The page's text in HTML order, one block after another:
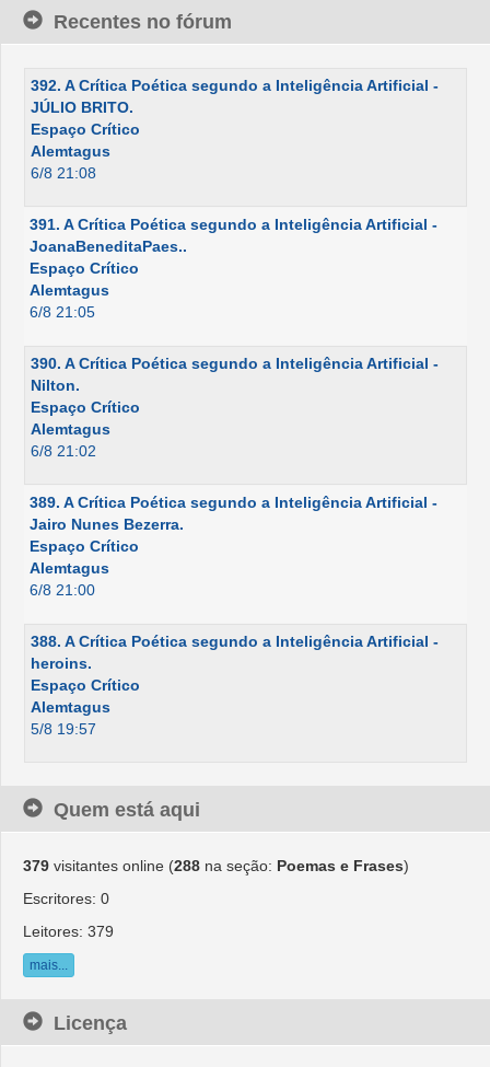
Recentes no fórum
392. A Crítica Poética segundo a Inteligência Artificial -
JÚLIO BRITO.
Espaço Crítico
Alemtagus
6/8 21:08
391. A Crítica Poética segundo a Inteligência Artificial -
JoanaBeneditaPaes..
Espaço Crítico
Alemtagus
6/8 21:05
390. A Crítica Poética segundo a Inteligência Artificial -
Nilton.
Espaço Crítico
Alemtagus
6/8 21:02
389. A Crítica Poética segundo a Inteligência Artificial -
Jairo Nunes Bezerra.
Espaço Crítico
Alemtagus
6/8 21:00
388. A Crítica Poética segundo a Inteligência Artificial -
heroins.
Espaço Crítico
Alemtagus
5/8 19:57
Quem está aqui
379 visitantes online (288 na seção: Poemas e Frases)
Escritores: 0
Leitores: 379
mais...
Licença